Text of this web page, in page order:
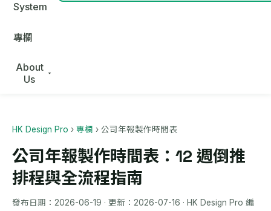
System
專欄
About
Us
HK Design Pro › 專欄 › 公司年報製作時間表
公司年報製作時間表：12 週倒推
排程與全流程指南
發布日期： 2026-06-19 · 更新： 2026-07-16 · HK Design Pro 編